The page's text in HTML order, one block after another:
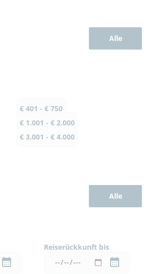
Alle
€ 401 - € 750
€ 1.001 - € 2.000
€ 3.001 - € 4.000
Alle
Reiserückkunft bis